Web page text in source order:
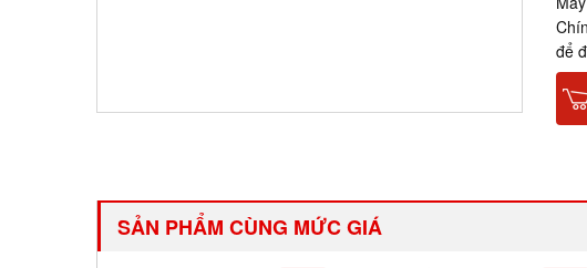
để
SẢN PHẨM CÙNG MỨC GIÁ